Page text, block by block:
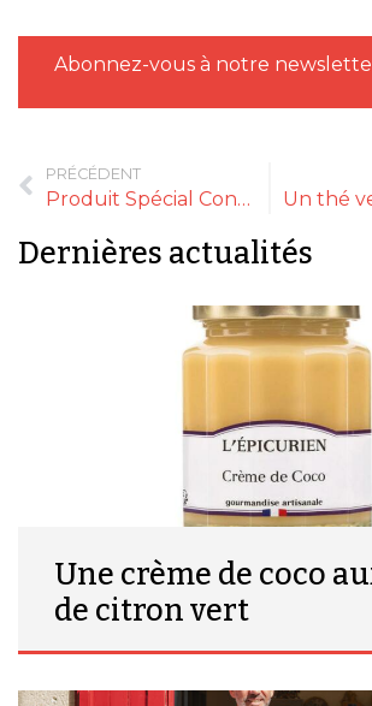
Abonnez-vous à notre
PRÉCÉDENT
Produit Spécial Confinement : MONIN
Dernières actualités
Une crème de coco
de citron vert